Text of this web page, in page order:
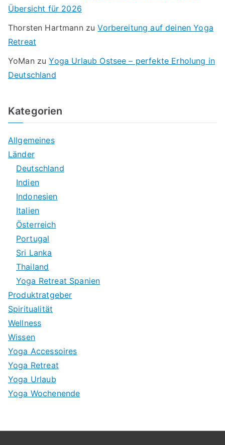
Übersicht für 2026
Thorsten HartmannzuVorbereitung auf deinen Yoga
Retreat
YoManzuYoga Urlaub Ostsee – perfekte Erholung in
Deutschland
Kategorien
Allgemeines
Länder
Deutschland
Indien
Indonesien
Italien
Österreich
Portugal
Sri Lanka
Thailand
Yoga Retreat Spanien
Produktratgeber
Spiritualität
Wellness
Wissen
Yoga Accessoires
Yoga Retreat
Yoga Urlaub
Yoga Wochenende